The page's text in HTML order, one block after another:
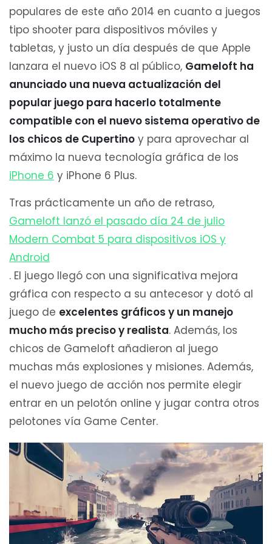
populares de este año 2014 en cuanto a juegos
tipo shooter para dispositivos móviles y
tabletas, y justo un día después de que Apple
lanzara el nuevo iOS 8 al público, Gameloft ha
anunciado una nueva actualización del
popular juego para hacerlo totalmente
compatible con el nuevo sistema operativo de
los chicos de Cupertino y para aprovechar al
máximo la nueva tecnología gráfica de los
iPhone 6 y iPhone 6 Plus.
Tras prácticamente un año de retraso,
Gameloft lanzó el pasado día 24 de julio
Modern Combat 5 para dispositivos iOS y
Android
. El juego llegó con una significativa mejora
gráfica con respecto a su antecesor y dotó al
juego de excelentes gráficos y un manejo
mucho más preciso y realista. Además, los
chicos de Gameloft añadieron al juego
muchas más explosiones y misiones. Además,
el nuevo juego de acción nos permite elegir
entrar en un pelotón online y jugar contra otros
pelotones vía Game Center.